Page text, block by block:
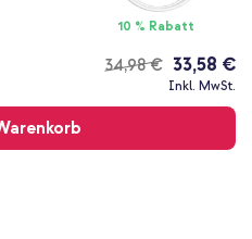
10 % Rabatt
34,98 € 33,58 €
Inkl. MwSt.